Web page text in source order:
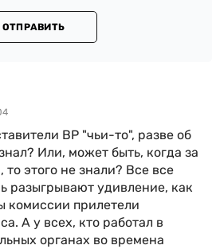
ОТПРАВИТЬ
ВР "чьи-то", разве об
Или, может быть, когда за
то этого не знали? Все все
разыгрывают удивление, как
комиссии прилетели
А у всех, кто работал в
органах во времена